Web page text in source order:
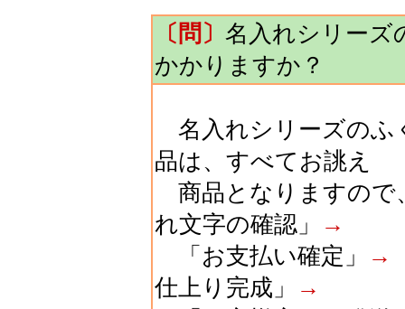
〔問〕 名入れシリーズ
かかりますか？
名入れシリーズのふ
品は、すべてお誂え
商品となりますので
れ文字の確認」
→
「お支払い確定」
→
仕上り完成」
→